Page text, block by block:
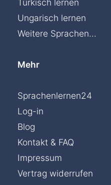
Türkisch lernen
Ungarisch lernen
Weitere Sprachen...
Mehr
Sprachenlernen24
Log-in
Blog
Kontakt & FAQ
Impressum
Vertrag widerrufen